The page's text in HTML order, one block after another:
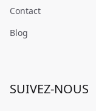
Contact
Blog
SUIVEZ-NOUS